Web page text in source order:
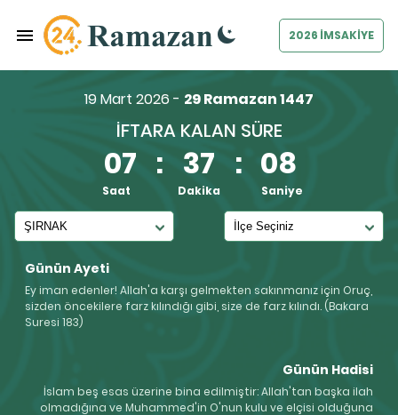
2026 İMSAKİYE
Günün Ayeti
Ey iman edenler! Allah'a karşı gelmekten sakınmanız için Oruç,
sizden öncekilere farz kılındığı gibi, size de farz kılındı. (Bakara
Suresi 183)
19 Mart 2026 - 29 Ramazan 1447
İFTARA KALAN SÜRE
07 : 37 : 07
Saat Dakika Saniye
Günün Hadisi
İslam beş esas üzerine bina edilmiştir: Allah'tan başka ilah
olmadığına ve Muhammed'in O'nun kulu ve elçisi olduğuna